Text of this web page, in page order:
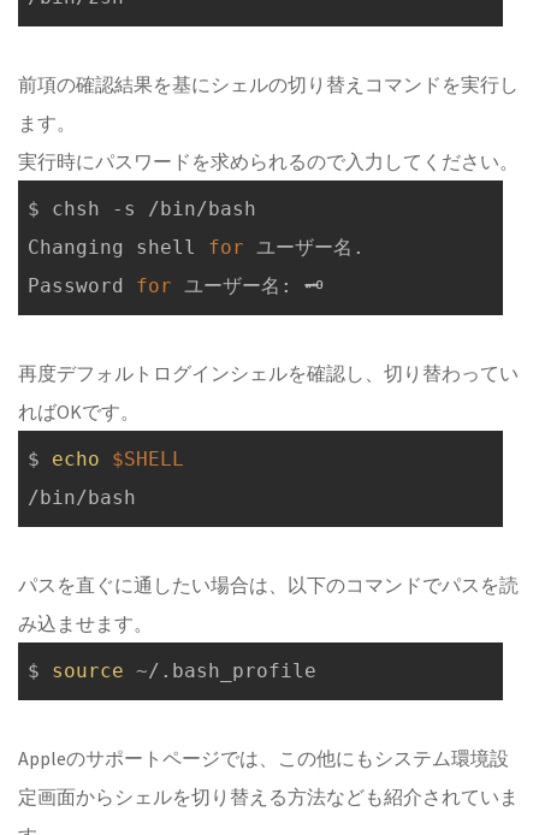
前項の確認結果を基にシェルの切り替えコマンドを実行し
ます。
実行時にパスワードを求められるので入力してください。
$ chsh -s /bin/bash
Changing shell for ユーザー名.
Password for
再度デフォルトログインシェルを確認し、切り替わってい
ればOKです。
$ echo
$SHELL
パスを直ぐに通したい場合は、以下のコマンドでパスを読
み込ませます。
$ source
Appleのサポートページでは、この他にもシステム環境設
定画面からシェルを切り替える方法なども紹介されていま